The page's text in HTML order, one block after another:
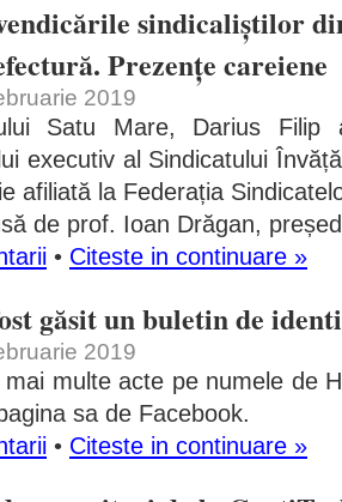
sindicaliștilor
Prezențe careiene
2019
Satu Mare, Darius
executiv al Sindicatului
afiliată la Federația
de prof. Ioan Drăgan,
• Citeste in continuare »
găsit un buletin de
2019
multe acte pe numele de
sa de Facebook.
• Citeste in continuare »